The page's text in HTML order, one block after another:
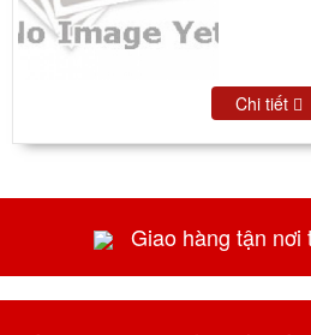
Chi tiết
Giao hàng tận nơi